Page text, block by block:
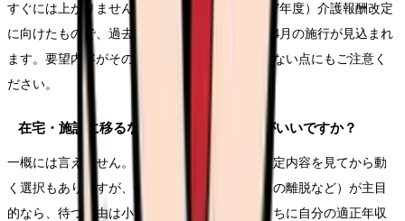
すぐには上がりません。要望は令和9年度（2027年度）介護報酬改定
に向けたもので、過去の改定の流れでは2027年4月の施行が見込まれ
ます。要望内容がそのまま採用されるとは限らない点にもご注意く
ださい。
在宅・施設に移るなら、改定を待った方がいいですか？
一概には言えません。処遇を最優先するなら改定内容を見てから動
く選択もありますが、働き方の転換（夜勤からの離脱など）が主目
的なら、待つ理由は小さいでしょう。いまのうちに自分の適正年収